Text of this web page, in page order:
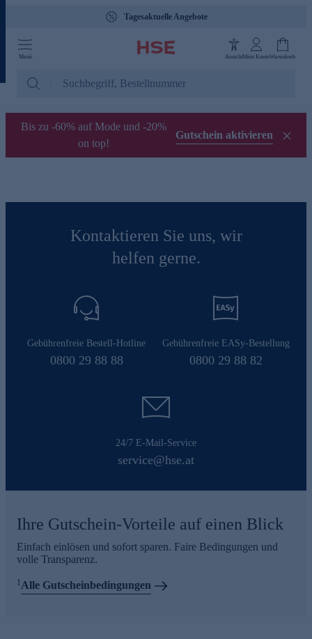
Tagesaktuelle Angebote
Menü AnsichtMein KontoWarenkorb
Bis zu -60% auf Mode und -20%
on top!
Gutschein aktivieren
Kontaktieren Sie uns, wir
helfen gerne.
Gebührenfreie Bestell-Hotline
0800 29 88 88
Gebührenfreie EASy-Bestellung
0800 29 88 82
24/7 E-Mail-Service
service@hse.at
Ihre Gutschein-Vorteile auf einen Blick
Einfach einlösen und sofort sparen. Faire Bedingungen und
volle Transparenz.
1Alle Gutscheinbedingungen